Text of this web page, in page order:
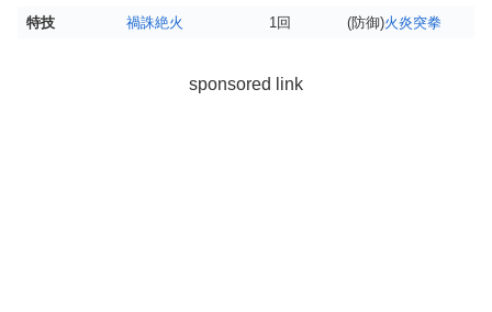
特技
禍誅絶火 1回 (防御)火炎突拳
sponsored link